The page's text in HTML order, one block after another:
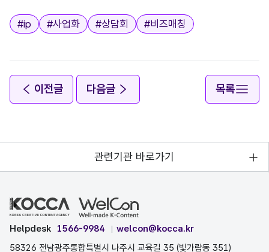
태그
#ip #사업화 #상담회 #비즈매칭
이전글 다음글 목록
관련기관 바로가기
Helpdesk 1566-9984
welcon@kocca.kr
58326 전남광주통합특별시 나주시 교육길 35 (빛가람동 351)